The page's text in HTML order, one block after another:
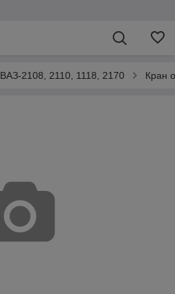
ВАЗ-2108, 2110, 1118, 2170 Кран